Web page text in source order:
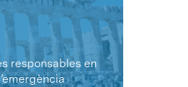
responsables en